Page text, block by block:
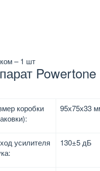
– 1 шт
Powertone
коробки
95х75х33
усилителя
130±5 дБ